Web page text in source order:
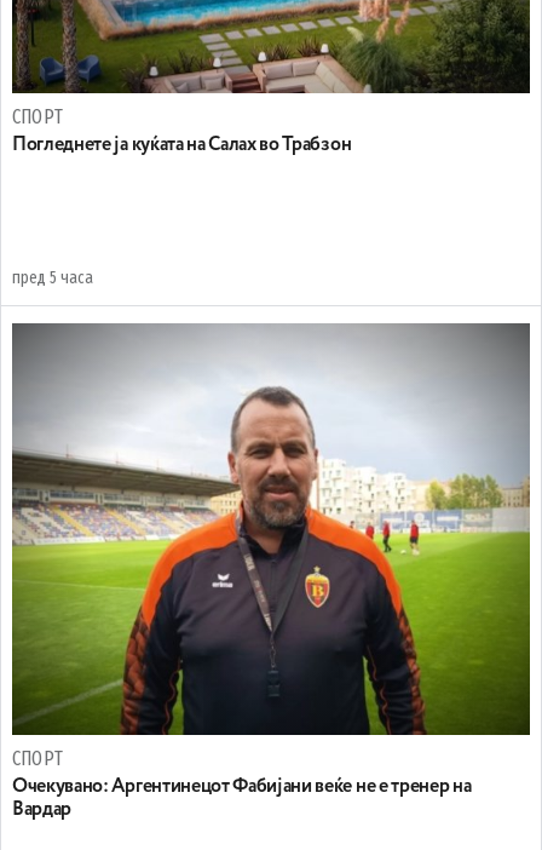
СПОРТ
Погледнете ја куќата на Салах во Трабзон
пред 5 часа
СПОРТ
Очекувано: Аргентинецот Фабијани веќе не е тренер на
Вардар